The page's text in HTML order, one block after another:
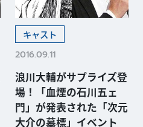
キャスト
2016.09.11
浪川大輔がサプライズ登
場！「血煙の石川五ェ
門」が発表された「次元
大介の墓標」イベント